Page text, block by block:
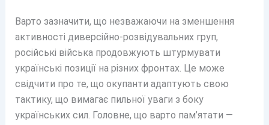
Варто зазначити, що незважаючи на зменшення
активності диверсійно-розвідувальних груп,
російські війська продовжують штурмувати
українські позиції на різних фронтах. Це може
свідчити про те, що окупанти адаптують свою
тактику, що вимагає пильної уваги з боку
українських сил. Головне, що варто пам’ятати —